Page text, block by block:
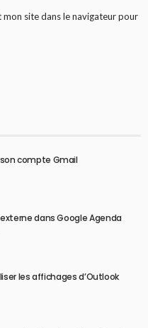
site dans le navigateur pour
compte Gmail
dans Google Agenda
les affichages d’Outlook